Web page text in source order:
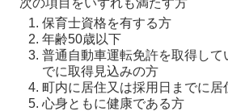
次の項目をいずれも満たす方
保育士資格を有する方
年齢50歳以下
普通自動車運転免許を取得して
でに取得見込みの方
町内に居住又は採用日までに居
心身ともに健康である方